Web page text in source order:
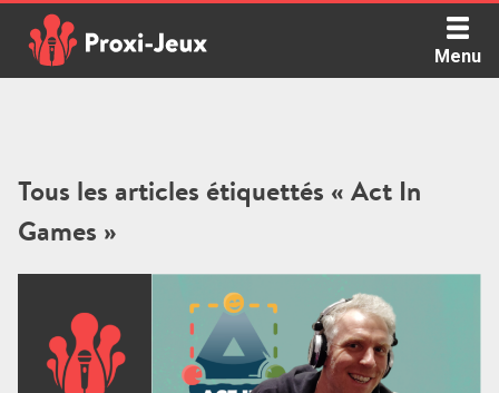
content
Menu
Tous les articles étiquettés « Act In
Games »